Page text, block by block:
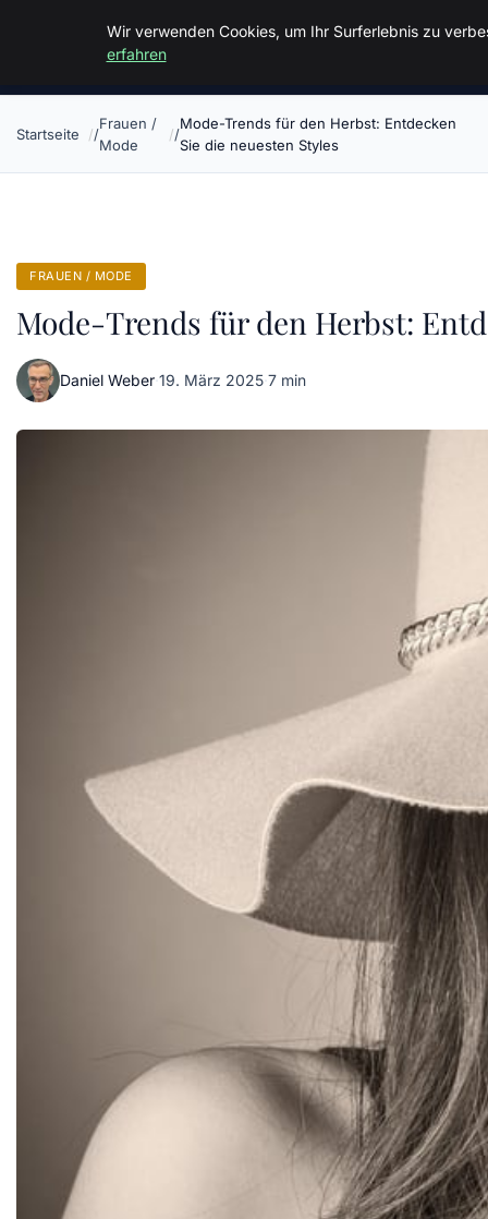
Malzminden
Startseite
Frauen /
Mode
Mode-Trends für den Herbst: Entdecken
Sie die neuesten Styles
FRAUEN / MODE
Mode-Trends für den Herbst:
Daniel Weber·19. März 2025·7 min
Wir verwenden Cookies, um Ihr Surferlebnis zu
erfahren